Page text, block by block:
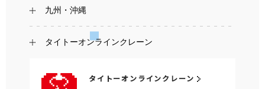
九州・沖縄
タイトーオンラインクレーン
タイトーオンラインクレーン